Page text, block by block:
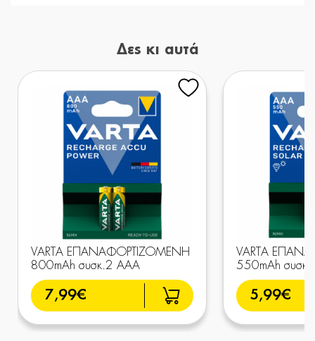
Δες κι αυτά
VARTA ΕΠΑΝΑΦΟΡΤΙΖΟΜΕΝΗ
800mAh συσκ.2 AAA
7,99€
VARTA
550mAh
5,99€